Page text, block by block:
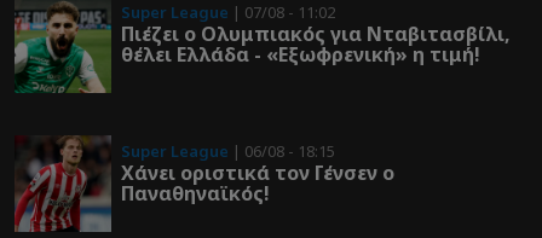
Super League | 07/08 - 11:02
Πιέζει ο Ολυμπιακός για Νταβιτασβίλι,
θέλει Ελλάδα - «Εξωφρενική» η τιμή!
Super League | 06/08 - 18:15
Χάνει οριστικά τον Γένσεν ο
Παναθηναϊκός!